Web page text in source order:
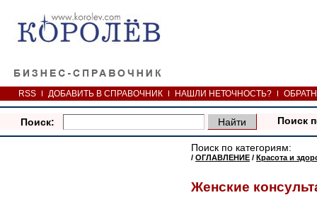
RSS ДОБАВИТЬ В СПРАВОЧНИК НАШЛИ НЕТОЧНОСТЬ?
Поиск: Поиск
Поиск по категориям:
/ ОГЛАВЛЕНИЕ / Красота и
Женские